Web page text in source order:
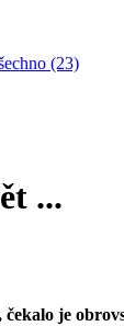
(23)
...
je